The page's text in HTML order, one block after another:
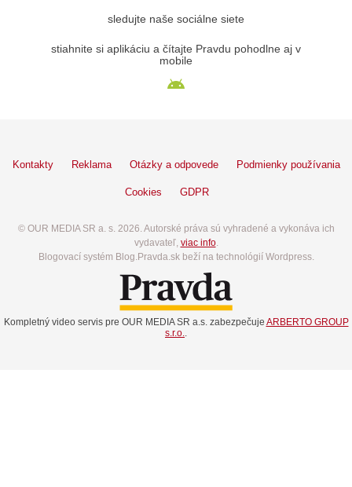
sledujte naše sociálne siete
stiahnite si aplikáciu a čítajte Pravdu pohodlne aj v
mobile
Kontakty Reklama Otázky a odpovede Podmienky používania
Cookies GDPR
© OUR MEDIA SR a. s. 2026. Autorské práva sú vyhradené a vykonáva ich
vydavateľ, viac info.
Blogovací systém Blog.Pravda.sk beží na technológií Wordpress.
Kompletný video servis pre OUR MEDIA SR a.s. zabezpečuje ARBERTO GROUP
s.r.o..